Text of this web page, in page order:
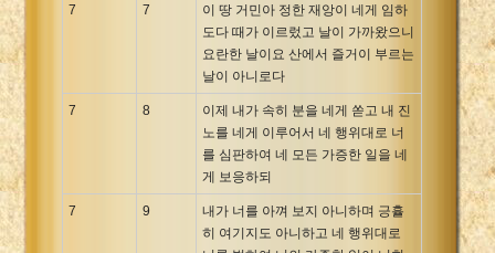
7 7
이 땅 거민아 정한 재앙이 네게 임하
도다 때가 이르렀고 날이 가까왔으니
요란한 날이요 산에서 즐거이 부르는
날이 아니로다
7 8
이제 내가 속히 분을 네게 쏟고 내 진
노를 네게 이루어서 네 행위대로 너
를 심판하여 네 모든 가증한 일을 네
게 보응하되
7 9
내가 너를 아껴 보지 아니하며 긍휼
히 여기지도 아니하고 네 행위대로